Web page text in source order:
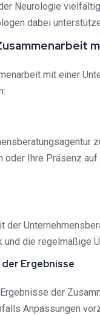
Neurologie
dabei
mit einer
oder Ihre Präsenz
der
und die regelmäßige
Ergebnisse
der
Anpassungen